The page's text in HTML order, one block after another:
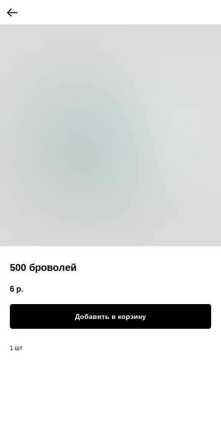
500 броволей
6 р.
Добавить в корзину
1 шт